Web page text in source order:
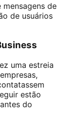
de
de usuários
uma estreia
estão
do